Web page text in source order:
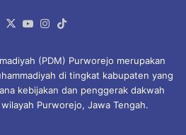
Facebook
X YouTubeInstagram
(PDM) Purworejo merupakan
di tingkat kabupaten yang
kebijakan dan penggerak dakwah
Purworejo, Jawa Tengah.